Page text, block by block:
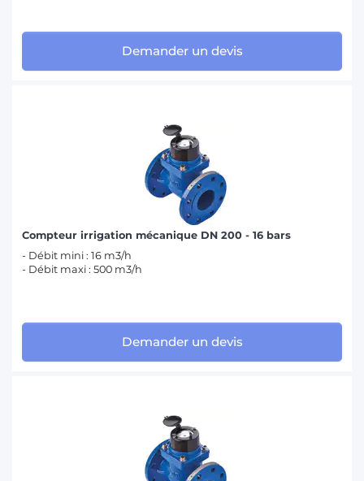
Demander un devis
Compteur irrigation mécanique DN 200 - 16 bars
- Débit mini : 16 m3/h
- Débit maxi : 500 m3/h
Demander un devis